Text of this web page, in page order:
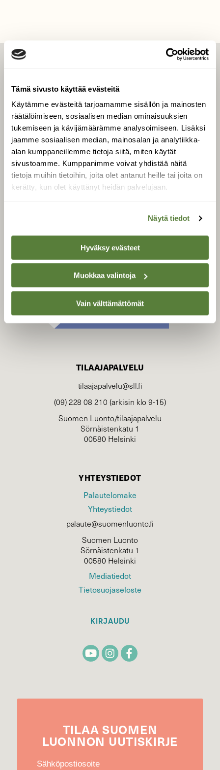
Tämä sivusto käyttää evästeitä
Käytämme evästeitä tarjoamamme sisällön ja mainosten
räätälöimiseen, sosiaalisen median ominaisuuksien
tukemiseen ja kävijämäärämme analysoimiseen. Lisäksi
jaamme sosiaalisen median, mainosalan ja analytiikka-
alan kumppaneillemme tietoja siitä, miten käytät
sivustoamme. Kumppanimme voivat yhdistää näitä
tietoja muihin tietoihin, joita olet antanut heille tai joita on
kerätty, kun olet käyttänyt heidän palvelujaan.
Näytä tiedot
Hyväksy evästeet
Muokkaa valintoja
Vain välttämättömät
Uusin lehti
Tilaa Suomen Luonto
Tilaa digilukuoikeus
Äänestä parasta juttua
Tilaa uutiskirje
SUOMEN LUONNON­
Suomen Luonto -lehden
luonnonsuojelu­liitto.
TILAAJAPALVELU
tilaajapalvelu@sll.fi
(09) 228 08 210 (arkisin klo 9-15)
Suomen Luonto/tilaajapalvelu
Sörnäistenkatu 1
00580 Helsinki
YHTEYSTIEDOT
Palautelomake
Yhteystiedot
palaute@suomenluonto.fi
Suomen Luonto
Sörnäistenkatu 1
00580 Helsinki
Mediatiedot
Tietosuojaseloste
KIRJAUDU
TILAA SUOMEN
LUONNON UUTIS­KIRJE
Sähköpostiosoite